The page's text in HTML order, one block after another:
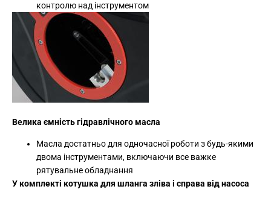
контролю над інструментом
Велика ємність гідравлічного масла
Масла достатньо для одночасної роботи з будь-якими
двома інструментами, включаючи все важке
рятувальне обладнання
У комплекті котушка для шланга зліва і справа від насоса